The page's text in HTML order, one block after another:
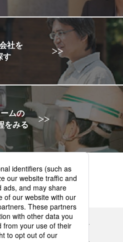
社を
す
ムの
をみる
くらし SNSアカウント